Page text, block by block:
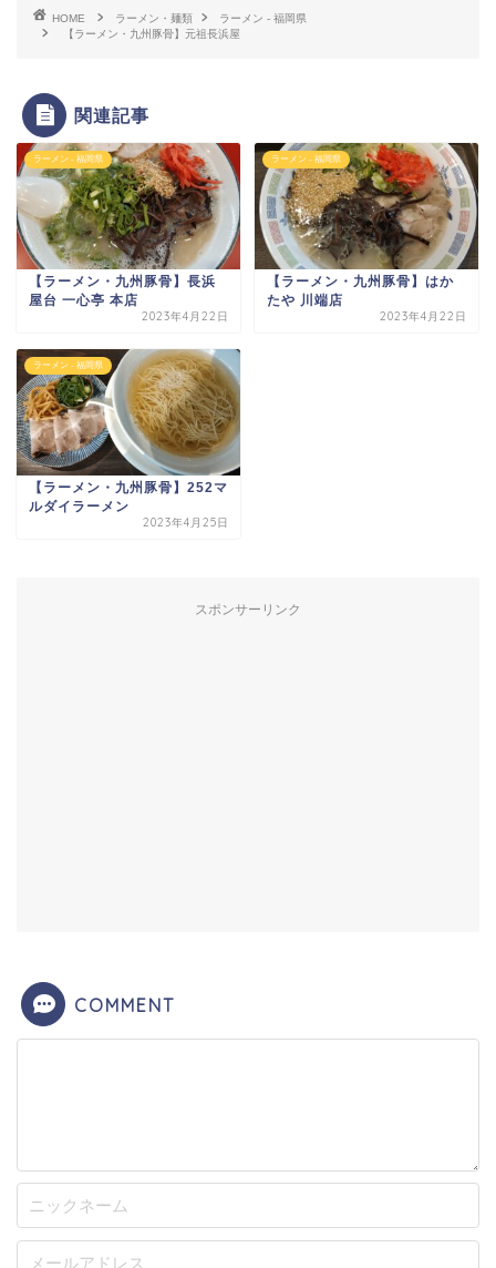
HOME ラーメン・麺類
ラーメン - 福岡県
【ラーメン・九州豚骨】元祖長浜屋
関連記事
ラーメン - 福岡県
【ラーメン・九州豚骨】長浜
屋台 一心亭 本店
2023年4月22日
ラーメン - 福岡県
【ラーメン・九州豚骨】はか
たや 川端店
2023年4月22日
ラーメン - 福岡県
【ラーメン・九州豚骨】252マ
ルダイラーメン
2023年4月25日
スポンサーリンク
COMMENT